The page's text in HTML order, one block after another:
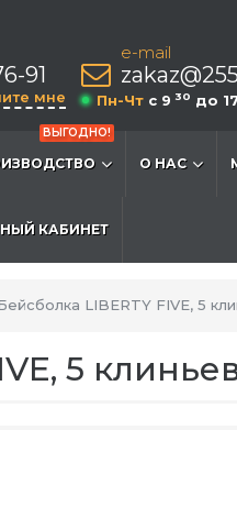
91
мне
e-mail
Пн-Чт c 9 30 до
ВЫГОДНО!
О НАС
КАБИНЕТ
LIBERTY FIVE, 5
5